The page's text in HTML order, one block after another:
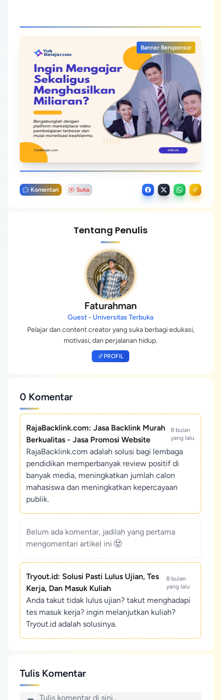
Banner Bersponsor
Komentari Suka
Tentang Penulis
Faturahman
Guest - Universitas Terbuka
Pelajar dan content creator yang suka berbagi edukasi,
motivasi, dan perjalanan hidup.
PROFIL
0 Komentar
RajaBacklink.com: Jasa Backlink Murah
Berkualitas - Jasa Promosi Website
8 bulan
yang lalu
RajaBacklink.com adalah solusi bagi lembaga
pendidikan memperbanyak review positif di
banyak media, meningkatkan jumlah calon
mahasiswa dan meningkatkan kepercayaan
publik.
Belum ada komentar, jadilah yang pertama
mengomentari artikel ini
Tryout.id: Solusi Pasti Lulus Ujian, Tes
Kerja, Dan Masuk Kuliah
8 bulan
yang lalu
Anda takut tidak lulus ujian? takut menghadapi
tes masuk kerja? ingin melanjutkan kuliah?
Tryout.id adalah solusinya.
Tulis Komentar